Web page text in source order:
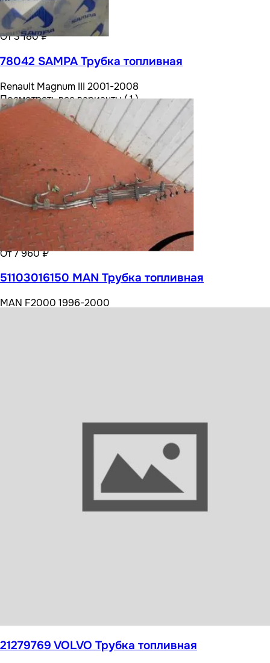
От 3 180 ₽
78042 SAMPA Трубка топливная
Renault Magnum III 2001-2008
Посмотреть все варианты ( 1 )
От 7 960 ₽
51103016150 MAN Трубка топливная
MAN F2000 1996-2000
21279769 VOLVO Трубка топливная